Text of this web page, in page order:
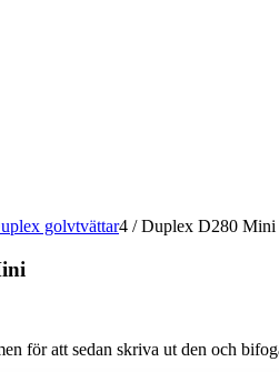
golvtvättar4 / Duplex D280 Mini
för att sedan skriva ut den och